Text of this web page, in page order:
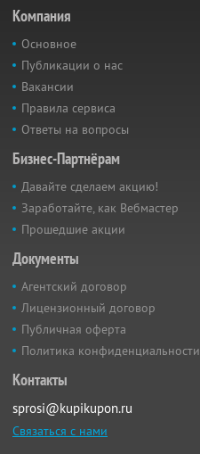
Компания
Основное
Публикации о нас
Вакансии
Правила сервиса
Ответы на вопросы
Бизнес-Партнёрам
Давайте сделаем акцию!
Заработайте, как Вебмастер
Прошедшие акции
Документы
Агентский договор
Лицензионный договор
Публичная оферта
Политика конфиденциальности
Контакты
sprosi@kupikupon.ru
Связаться с нами